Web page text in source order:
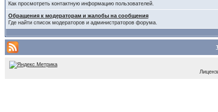
Как просмотреть контактную информацию пользователей.
Обращения к модераторам и жалобы на сообщения
Где найти список модераторов и администраторов форума.